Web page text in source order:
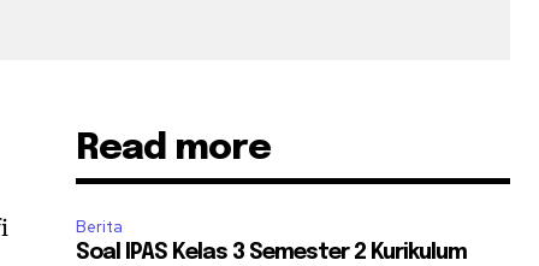
Read more
Berita
Soal IPAS Kelas 3 Semester 2 Kurikulum